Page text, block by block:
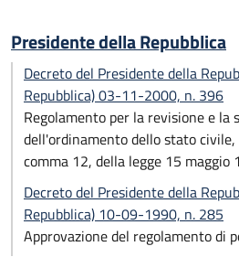
Presidente della Repubblica
Decreto del Presidente della
Repubblica) 03-11-2000, n. 396
Regolamento per la revisione e la
dell'ordinamento dello stato
comma 12, della legge 15 maggio
Decreto del Presidente della
Repubblica) 10-09-1990, n. 285
Approvazione del regolamento di